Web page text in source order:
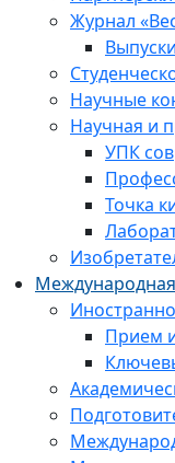
Журнал
Научные
Научная и
УПК
Точка
Прием